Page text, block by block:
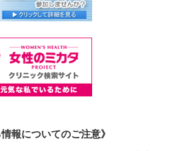
報についてのご注意》